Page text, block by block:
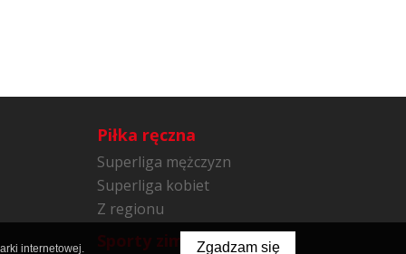
Piłka ręczna
Superliga mężczyzn
Superliga kobiet
Z regionu
Sporty zimowe
internetowej. Zgadzam się